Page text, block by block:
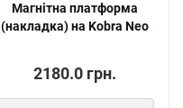
Магнітна платформа
(накладка) на Kobra Neo
2180.0 грн.